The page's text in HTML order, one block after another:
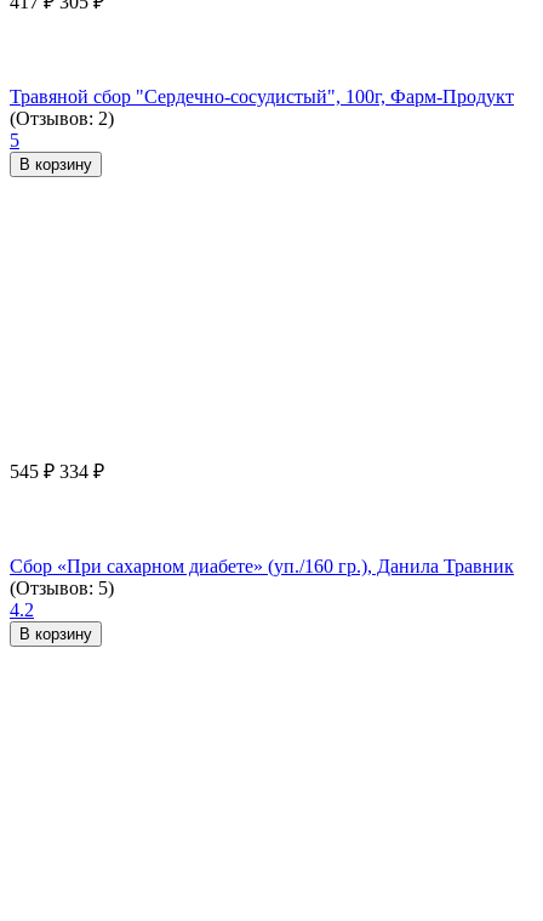
Травяной сбор "Сердечно-сосудистый", 100г, Фарм-Продукт
(Отзывов: 2)
5
В корзину
545 ₽ 334 ₽
Сбор «При сахарном диабете» (уп./160 гр.), Данила Травник
(Отзывов: 5)
4.2
В корзину